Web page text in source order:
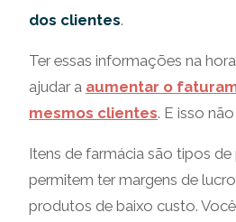
dos clientes.
Ter essas informações na
ajudar a aumentar o
mesmos clientes. E isso
Itens de farmácia são tipos
permitem ter margens de
produtos de baixo custo.